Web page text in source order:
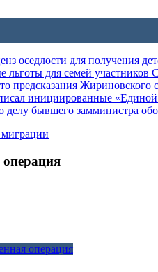
оседлости для получения
льготы для семей участников
предсказания Жириновского
инициированные «Единой
делу бывшего замминистра
операция